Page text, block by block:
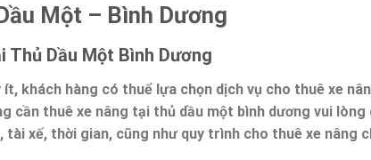
Một – Bình Dương
Thủ Dầu Một Bình Dương
khách hàng có thuể lựa chọn dịch vụ cho thuê xe
cần thuê xe nâng tại thủ dầu một bình dương vui lòng
xế, thời gian, cũng như quy trình cho thuê xe nâng